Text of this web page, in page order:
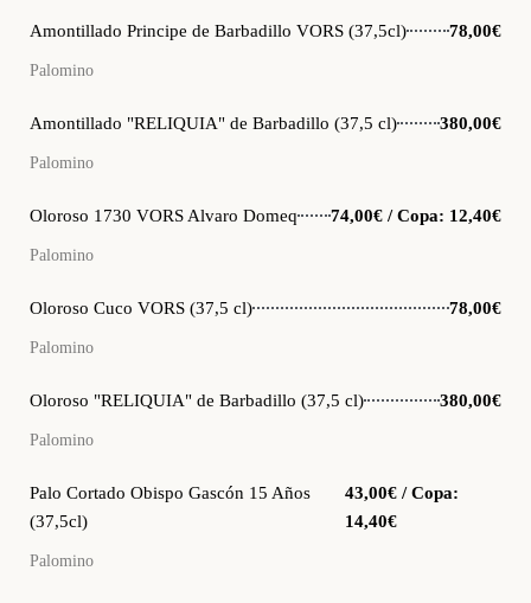
Amontillado Principe de Barbadillo VORS (37,5cl) 78,00€
Palomino
Amontillado "RELIQUIA" de Barbadillo (37,5 cl) 380,00€
Palomino
Oloroso 1730 VORS Alvaro Domeq 74,00€ / Copa: 12,40€
Palomino
Oloroso Cuco VORS (37,5 cl) 78,00€
Palomino
Oloroso "RELIQUIA" de Barbadillo (37,5 cl) 380,00€
Palomino
Palo Cortado Obispo Gascón 15 Años
(37,5cl)
43,00€ / Copa:
14,40€
Palomino